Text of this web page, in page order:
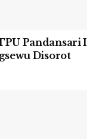
Pandansari I
Disorot